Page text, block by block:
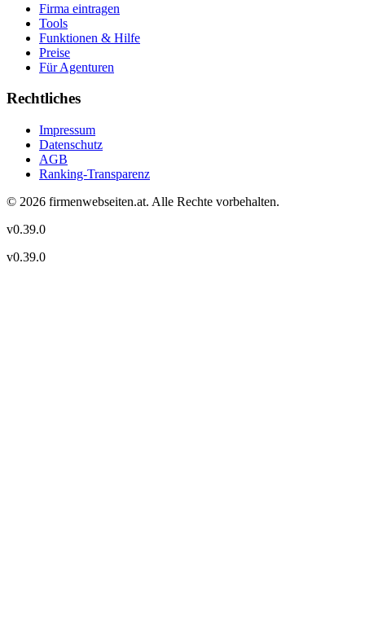
Firma eintragen
Tools
Funktionen & Hilfe
Preise
Für Agenturen
Rechtliches
Impressum
Datenschutz
AGB
Ranking-Transparenz
© 2026 firmenwebseiten.at. Alle Rechte vorbehalten.
v0.39.0
v0.39.0